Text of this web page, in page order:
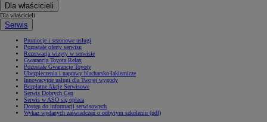
Dla właścicieli
Dla właścicieli
Serwis
Promocje i sezonowe usługi
Pozostałe oferty serwisu
Rezerwacja wizyty w serwisie
Gwarancja Toyota Relax
Pozostałe Gwarancje Toyoty
Ubezpieczenia i naprawy blacharsko-lakiernicze
Innowacyjne usługi dla Twojej wygody
Bezpłatne Akcje Serwisowe
Serwis Dobrych Cen
Serwis w ASO się opłaca
Dostęp do informacji serwisowych
Wykaz wydanych zaświadczeń o odbytym szkoleniu (pdf)